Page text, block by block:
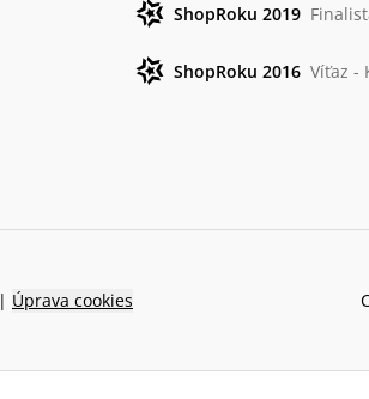
ShopRoku 2019
ShopRoku 2016 Víťaz -
| Úprava cookies